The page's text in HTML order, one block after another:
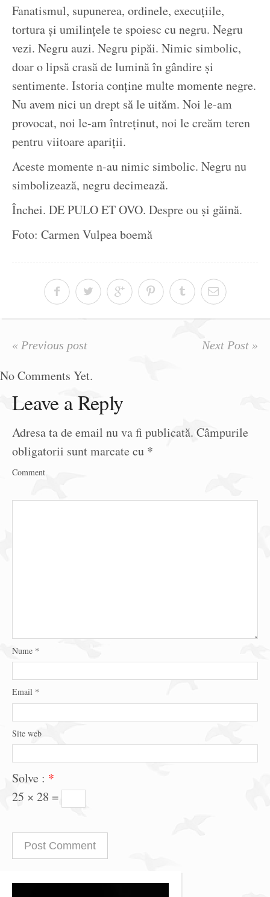
Fanatismul, supunerea, ordinele, execuțiile,
tortura și umilințele te spoiesc cu negru. Negru
vezi. Negru auzi. Negru pipăi. Nimic simbolic,
doar o lipsă crasă de lumină în gândire și
sentimente. Istoria conține multe momente negre.
Nu avem nici un drept să le uităm. Noi le-am
provocat, noi le-am întreținut, noi le creăm teren
pentru viitoare apariții.
Aceste momente n-au nimic simbolic. Negru nu
simbolizează, negru decimează.
Închei. DE PULO ET OVO. Despre ou și găină.
Foto: Carmen Vulpea boemă
« Previous post Next Post »
No Comments Yet.
Leave a Reply
Adresa ta de email nu va fi publicată. Câmpurile
obligatorii sunt marcate cu *
Comment
Nume *
Email *
Site web
Solve : *
25 × 28 =